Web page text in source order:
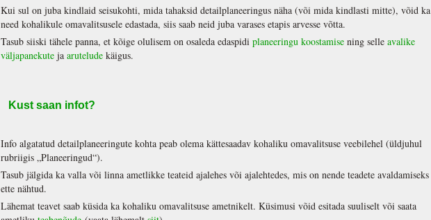
Kui sul on juba kindlaid seisukohti, mida tahaksid detailplaneeringus näha (või mida kindlasti mitte), võid ka
need kohalikule omavalitsusele edastada, siis saab neid juba varases etapis arvesse võtta.
Tasub siiski tähele panna, et kõige olulisem on osaleda edaspidi planeeringu koostamise ning selle avalike
väljapanekute ja arutelude käigus.
Kust saan infot?
Info algatatud detailplaneeringute kohta peab olema kättesaadav kohaliku omavalitsuse veebilehel (üldjuhul
rubriigis „Planeeringud“).
Tasub jälgida ka valla või linna ametlikke teateid ajalehes või ajalehtedes, mis on nende teadete avaldamiseks
ette nähtud.
Lähemat teavet saab küsida ka kohaliku omavalitsuse ametnikelt. Küsimusi võid esitada suuliselt või saata